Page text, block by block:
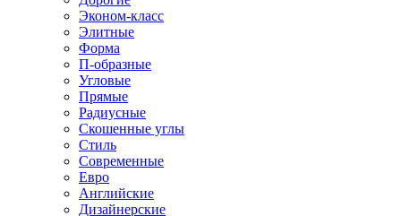
Эконом-класс
Элитные
Форма
П-образные
Угловые
Прямые
Радиусные
Скошенные углы
Стиль
Современные
Евро
Английские
Дизайнерские